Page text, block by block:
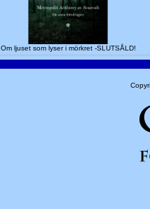
Om ljuset som lyser i mörkret -SLUTSÅLD!